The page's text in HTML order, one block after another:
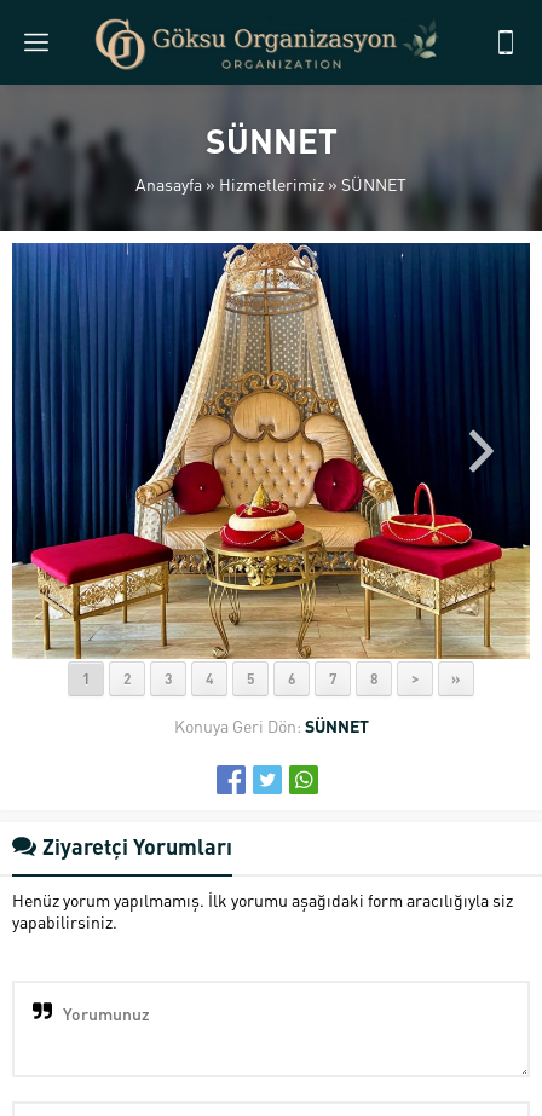
SÜNNET
Anasayfa» Hizmetlerimiz » SÜNNET
1 2 3 4 5 6 7 8 > »
Konuya Geri Dön: SÜNNET
Ziyaretçi Yorumları
Henüz yorum yapılmamış. İlk yorumu aşağıdaki form aracılığıyla siz
yapabilirsiniz.